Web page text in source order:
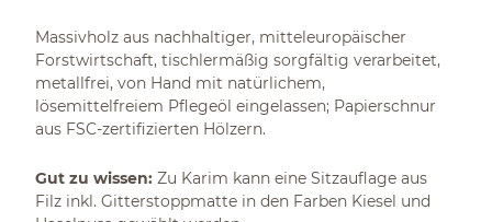
Massivholz aus nachhaltiger, mitteleuropäischer
Forstwirtschaft, tischlermäßig sorgfältig verarbeitet,
metallfrei, von Hand mit natürlichem,
lösemittelfreiem Pflegeöl eingelassen; Papierschnur
aus FSC-zertifizierten Hölzern.
Gut zu wissen: Zu Karim kann eine Sitzauflage aus
Filz inkl. Gitterstoppmatte in den Farben Kiesel und